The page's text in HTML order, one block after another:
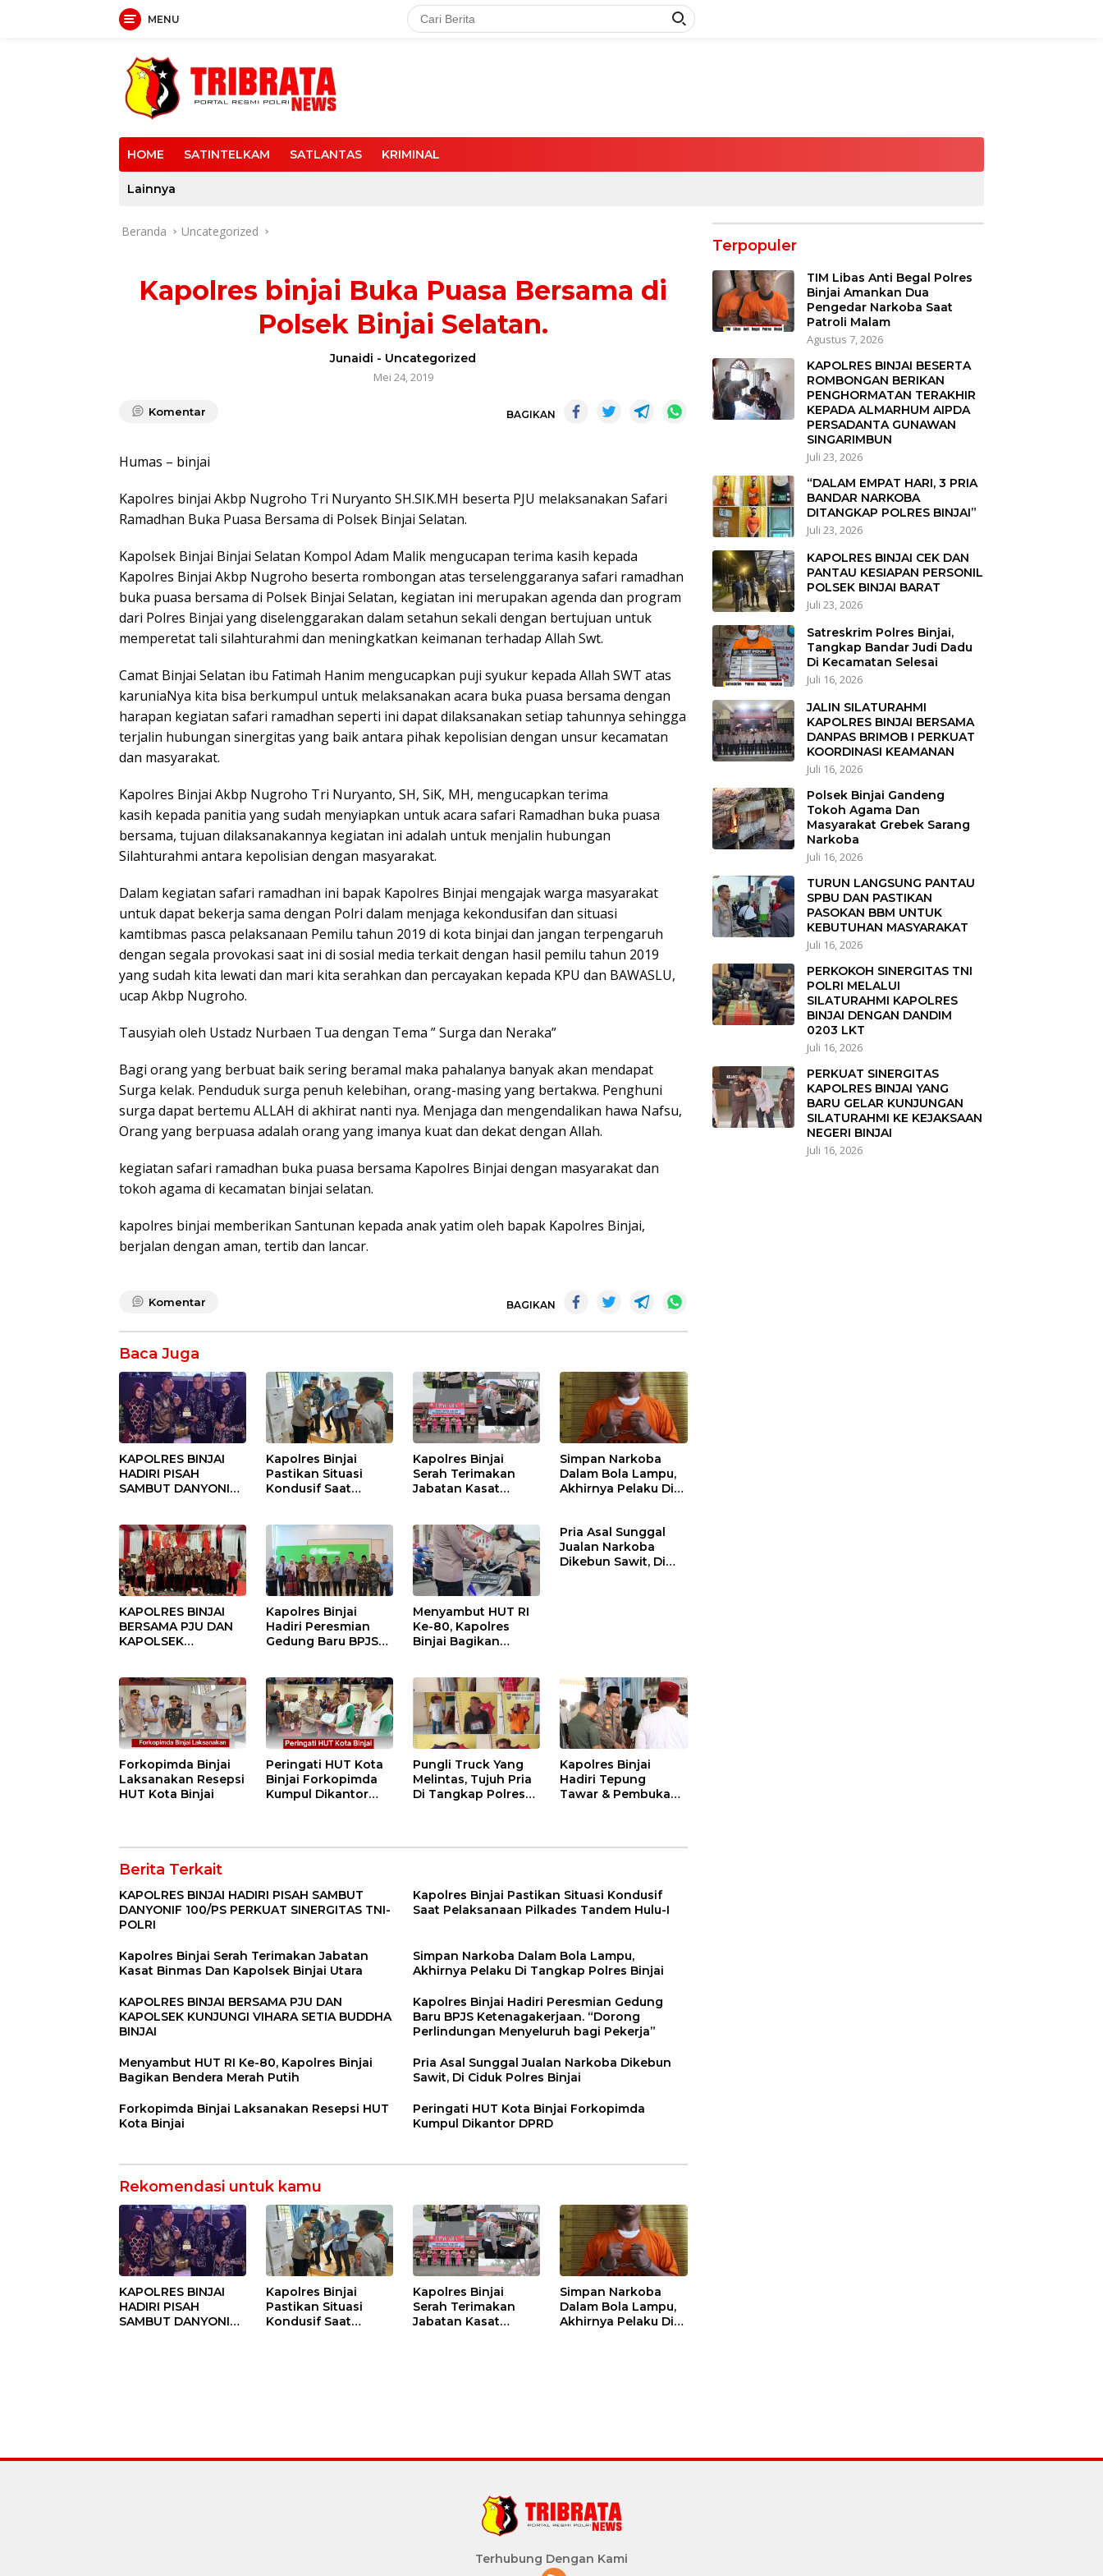
MENU
HOME SATINTELKAM SATLANTAS KRIMINAL
Lainnya
Beranda Uncategorized
Kapolres binjai Buka Puasa Bersama di
Polsek Binjai Selatan.
Junaidi - Uncategorized
Mei 24, 2019
Komentar BAGIKAN
Humas – binjai
Kapolres binjai Akbp Nugroho Tri Nuryanto SH.SIK.MH beserta PJU melaksanakan Safari
Ramadhan Buka Puasa Bersama di Polsek Binjai Selatan.
Kapolsek Binjai Binjai Selatan Kompol Adam Malik mengucapan terima kasih kepada
Kapolres Binjai Akbp Nugroho beserta rombongan atas terselenggaranya safari ramadhan
buka puasa bersama di Polsek Binjai Selatan, kegiatan ini merupakan agenda dan program
dari Polres Binjai yang diselenggarakan dalam setahun sekali dengan bertujuan untuk
memperetat tali silahturahmi dan meningkatkan keimanan terhadap Allah Swt.
Camat Binjai Selatan ibu Fatimah Hanim mengucapkan puji syukur kepada Allah SWT atas
karuniaNya kita bisa berkumpul untuk melaksanakan acara buka puasa bersama dengan
harapan kegiatan safari ramadhan seperti ini dapat dilaksanakan setiap tahunnya sehingga
terjalin hubungan sinergitas yang baik antara pihak kepolisian dengan unsur kecamatan
dan masyarakat.
Kapolres Binjai Akbp Nugroho Tri Nuryanto, SH, SiK, MH, mengucapkan terima
kasih kepada panitia yang sudah menyiapkan untuk acara safari Ramadhan buka puasa
bersama, tujuan dilaksanakannya kegiatan ini adalah untuk menjalin hubungan
Silahturahmi antara kepolisian dengan masyarakat.
Dalam kegiatan safari ramadhan ini bapak Kapolres Binjai mengajak warga masyarakat
untuk dapat bekerja sama dengan Polri dalam menjaga kekondusifan dan situasi
kamtibmas pasca pelaksanaan Pemilu tahun 2019 di kota binjai dan jangan terpengaruh
dengan segala provokasi saat ini di sosial media terkait dengan hasil pemilu tahun 2019
yang sudah kita lewati dan mari kita serahkan dan percayakan kepada KPU dan BAWASLU,
ucap Akbp Nugroho.
Tausyiah oleh Ustadz Nurbaen Tua dengan Tema ” Surga dan Neraka”
Bagi orang yang berbuat baik sering beramal maka pahalanya banyak akan mendapat
Surga kelak. Penduduk surga penuh kelebihan, orang-masing yang bertakwa. Penghuni
surga dapat bertemu ALLAH di akhirat nanti nya. Menjaga dan mengendalikan hawa Nafsu,
Orang yang berpuasa adalah orang yang imanya kuat dan dekat dengan Allah.
kegiatan safari ramadhan buka puasa bersama Kapolres Binjai dengan masyarakat dan
tokoh agama di kecamatan binjai selatan.
kapolres binjai memberikan Santunan kepada anak yatim oleh bapak Kapolres Binjai,
berjalan dengan aman, tertib dan lancar.
Komentar BAGIKAN
Baca Juga
KAPOLRES BINJAI
HADIRI PISAH
SAMBUT DANYONIF
POLRI
Kapolres Binjai
Pastikan Situasi
Kondusif Saat
Hulu-I
Kapolres Binjai
Serah Terimakan
Jabatan Kasat
Utara
Simpan Narkoba
Dalam Bola Lampu,
Akhirnya Pelaku Di
KAPOLRES BINJAI
BERSAMA PJU DAN
KAPOLSEK
BINJAI
Kapolres Binjai
Hadiri Peresmian
Gedung Baru BPJS
Perlindungan
Menyeluruh bagi
Pekerja”
Menyambut HUT RI
Ke-80, Kapolres
Binjai Bagikan
Pria Asal Sunggal
Jualan Narkoba
Dikebun Sawit, Di
Forkopimda Binjai
Laksanakan Resepsi
HUT Kota Binjai
Peringati HUT Kota
Binjai Forkopimda
Kumpul Dikantor
Pungli Truck Yang
Melintas, Tujuh Pria
Di Tangkap Polres
Kapolres Binjai
Hadiri Tepung
Tawar & Pembukaan
Berita Terkait
KAPOLRES BINJAI HADIRI PISAH SAMBUT
DANYONIF 100/PS PERKUAT SINERGITAS TNI-
POLRI
Kapolres Binjai Pastikan Situasi Kondusif
Saat Pelaksanaan Pilkades Tandem Hulu-I
Kapolres Binjai Serah Terimakan Jabatan
Kasat Binmas Dan Kapolsek Binjai Utara
Simpan Narkoba Dalam Bola Lampu,
Akhirnya Pelaku Di Tangkap Polres Binjai
KAPOLRES BINJAI BERSAMA PJU DAN
KAPOLSEK KUNJUNGI VIHARA SETIA BUDDHA
BINJAI
Kapolres Binjai Hadiri Peresmian Gedung
Baru BPJS Ketenagakerjaan. “Dorong
Perlindungan Menyeluruh bagi Pekerja”
Menyambut HUT RI Ke-80, Kapolres Binjai
Bagikan Bendera Merah Putih
Pria Asal Sunggal Jualan Narkoba Dikebun
Sawit, Di Ciduk Polres Binjai
Forkopimda Binjai Laksanakan Resepsi HUT
Kota Binjai
Peringati HUT Kota Binjai Forkopimda
Kumpul Dikantor DPRD
Rekomendasi untuk kamu
KAPOLRES BINJAI
HADIRI PISAH
SAMBUT DANYONIF
Kapolres Binjai
Pastikan Situasi
Kondusif Saat
Kapolres Binjai
Serah Terimakan
Jabatan Kasat
Simpan Narkoba
Dalam Bola Lampu,
Akhirnya Pelaku Di
Terpopuler
TIM Libas Anti Begal Polres
Binjai Amankan Dua
Pengedar Narkoba Saat
Patroli Malam
Agustus 7, 2026
KAPOLRES BINJAI BESERTA
ROMBONGAN BERIKAN
PENGHORMATAN TERAKHIR
KEPADA ALMARHUM AIPDA
PERSADANTA GUNAWAN
SINGARIMBUN
Juli 23, 2026
“DALAM EMPAT HARI, 3 PRIA
BANDAR NARKOBA
DITANGKAP POLRES BINJAI”
Juli 23, 2026
KAPOLRES BINJAI CEK DAN
PANTAU KESIAPAN PERSONIL
POLSEK BINJAI BARAT
Juli 23, 2026
Satreskrim Polres Binjai,
Tangkap Bandar Judi Dadu
Di Kecamatan Selesai
Juli 16, 2026
JALIN SILATURAHMI
KAPOLRES BINJAI BERSAMA
DANPAS BRIMOB I PERKUAT
KOORDINASI KEAMANAN
Juli 16, 2026
Polsek Binjai Gandeng
Tokoh Agama Dan
Masyarakat Grebek Sarang
Narkoba
Juli 16, 2026
TURUN LANGSUNG PANTAU
SPBU DAN PASTIKAN
PASOKAN BBM UNTUK
KEBUTUHAN MASYARAKAT
Juli 16, 2026
PERKOKOH SINERGITAS TNI
POLRI MELALUI
SILATURAHMI KAPOLRES
BINJAI DENGAN DANDIM
0203 LKT
Juli 16, 2026
PERKUAT SINERGITAS
KAPOLRES BINJAI YANG
BARU GELAR KUNJUNGAN
SILATURAHMI KE KEJAKSAAN
NEGERI BINJAI
Juli 16, 2026
Terhubung Dengan Kami